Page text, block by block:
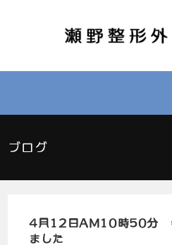
ブログ
4月12日AM10時50分
ました